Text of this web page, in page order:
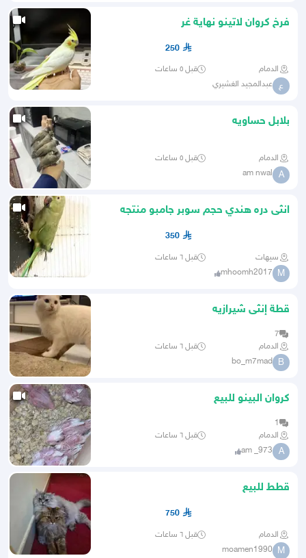
فرخ كروان لاتينو نهاية غر
250
الدمام قبل ٥ ساعات
ع عبدالمجيد الغشيري
بلابل حساويه
الدمام قبل ٥ ساعات
A
am nwal
انثى دره هندي حجم سوبر جامبو منتجه
350
سيهات قبل ٦ ساعات
M
mhoomh2017
قطة إنثى شيرازيه
7
الدمام
قبل ٦ ساعات
B
bo_m7mad
كروان البينو للبيع
1
الدمام
قبل ٦ ساعات
A
am _973
قطط للبيع
750
الدمام قبل ٦ ساعات
M
moamen1990